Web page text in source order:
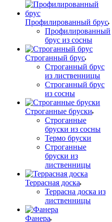
Профилированный брус
Профилированный
брус из сосны
Строганный брус
Строганный брус
из лиственницы
Строганный брус
из сосны
Строганные бруски
Строганные
бруски из сосны
Термо бруски
Строганные
бруски из
лиственницы
Террасная доска
Террасна доска из
лиственницы
Фанера